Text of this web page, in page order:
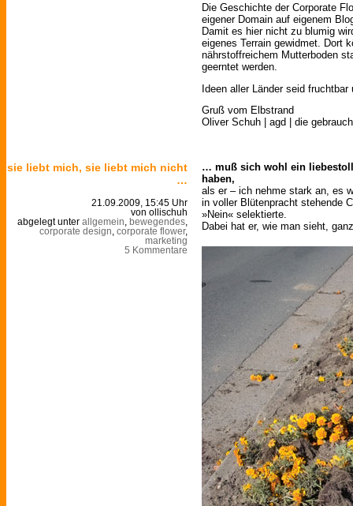
Die Geschichte der Corporate
eigener Domain auf eigenem
Damit es hier nicht zu blumig
eigenes Terrain gewidmet. Dort
nährstoffreichem Mutterboden
geerntet werden.
Ideen aller Länder seid fruchtbar
Gruß vom Elbstrand
Oliver Schuh | agd | die
sie liebt mich, sie liebt mich nicht
…
21.09.2009, 15:45 Uhr
von ollischuh
abgelegt unter allgemein bewegendes
corporate design corporate flower,
marketing
5 Kommentare
… muß sich wohl ein
haben,
als er – ich nehme stark an, es
in voller Blütenpracht stehende
»Nein« selektierte.
Dabei hat er, wie man sieht,